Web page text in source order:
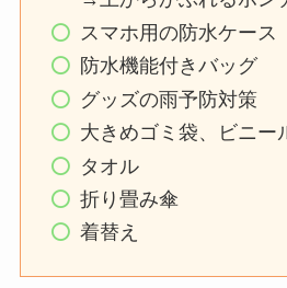
スマホ用の防水ケース
防水機能付きバッグ
グッズの雨予防対策
大きめゴミ袋、ビニ
タオル
折り畳み傘
着替え